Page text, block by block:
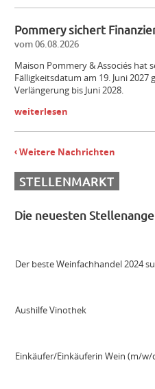
Pommery sichert
vom 06.08.2026
Maison Pommery & Associés hat
Fälligkeitsdatum am 19. Juni
Verlängerung bis Juni 2028.
weiterlesen
Weitere Nachrichten
STELLENMARKT
Die neuesten
Mitarbeiter (m/w/d) Vinothek
Senior Brand Builder (m/w/d)
Landmaschinenmechatroniker
Gebietsverkaufsleiter WEST (m/
Der beste Weinfachhandel 2024
Aushilfe Vinothek
Einkäufer/Einkäuferin Wein (m/